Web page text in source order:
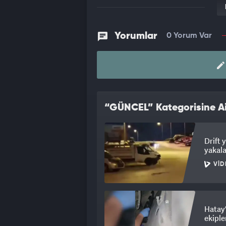
Yorumlar 0 Yorum Var
“GÜNCEL” Kategorisine
Drift